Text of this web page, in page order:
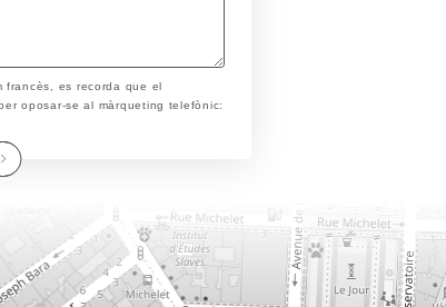
francès, es recorda que el
oposar-se al màrqueting telefònic: